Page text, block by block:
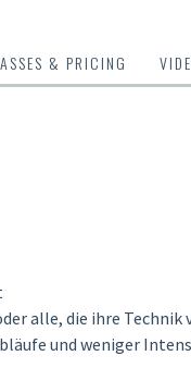
& PRICING
alle, die ihre
und weniger